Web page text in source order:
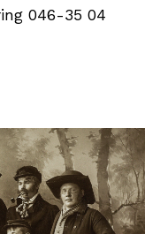
046-35 04